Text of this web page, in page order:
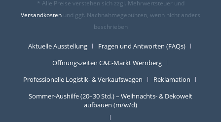
* Alle Preise verstehen sich zzgl. Mehrwertsteuer und
Versandkosten und ggf. Nachnahmegebühren, wenn nicht anders
beschrieben
Aktuelle Ausstellung
Fragen und Antworten (FAQs)
Öffnungszeiten C&C-Markt Wernberg
Professionelle Logistik- & Verkaufswagen
Reklamation
Sommer-Aushilfe (20–30 Std.) – Weihnachts- & Dekowelt
aufbauen (m/w/d)